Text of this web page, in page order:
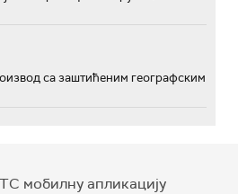
са заштићеним географским
мобилну апликацију